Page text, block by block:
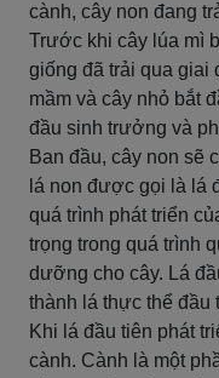
cành, cây non đang
Trước khi cây lúa mì
giống đã trải qua giai
mầm và cây nhỏ bắt
đầu sinh trưởng và
Ban đầu, cây non sẽ
lá non được gọi là lá
quá trình phát triển
trọng trong quá trình
dưỡng cho cây. Lá
thành lá thực thể đầu
Khi lá đầu tiên phát
cành. Cành là một